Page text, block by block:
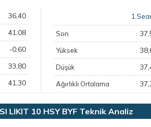
36,40
41,08
-0,60
33,80
41,30
Son
Yüksek
Düşük
Ağırlıklı Ortalama
LIKIT 10 HSY BYF Teknik Analiz